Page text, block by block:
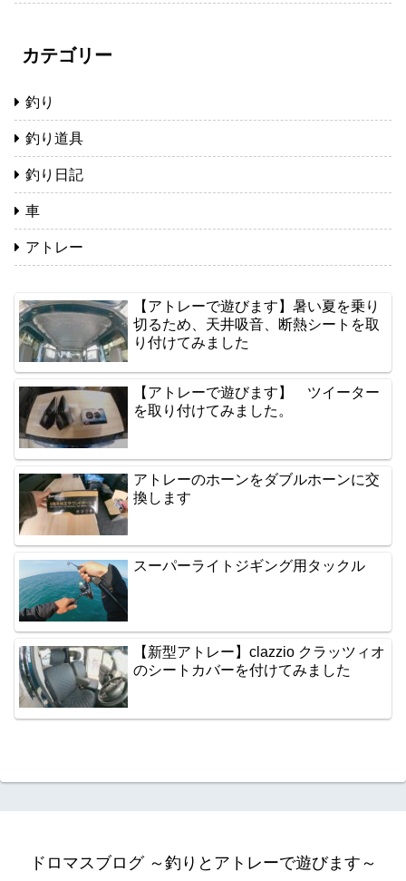
カテゴリー
釣り
釣り道具
釣り日記
車
アトレー
【アトレーで遊びます】暑い夏を乗り
切るため、天井吸音、断熱シートを取
り付けてみました
【アトレーで遊びます】 ツイーター
を取り付けてみました。
アトレーのホーンをダブルホーンに交
換します
スーパーライトジギング用タックル
【新型アトレー】clazzio クラッツィオ
のシートカバーを付けてみました
ドロマスブログ ～釣りとアトレーで遊びます～